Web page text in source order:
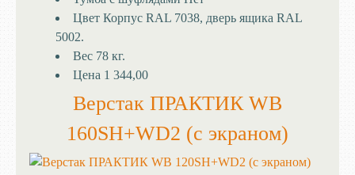
Цвет Корпус RAL 7038, дверь ящика RAL
5002.
Вес 78 кг.
Цена 1 344,00
Верстак ПРАКТИК WB
160SH+WD2 (с экраном)